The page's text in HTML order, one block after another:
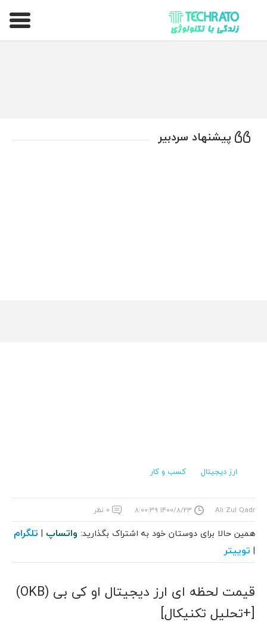
تکراتو – زندگی با تکنولوژی
پیشنهاد سردبیر
ارز دیجیتال کسب و کار
Ali Zul Qadr ۱۴۰۰/۸/۲۳ ۸:۰۰:۳۹ ۰ نظر
همین حالا برای دوستان خود به اشتراک بگذارید: واتساپ | تلگرام
| توییتر
قیمت لحظه ‌ای ارز دیجیتال او کی بی (OKB)
[+تحلیل تکنیکال]